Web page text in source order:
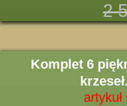
2
Komplet 6
krzeseł.